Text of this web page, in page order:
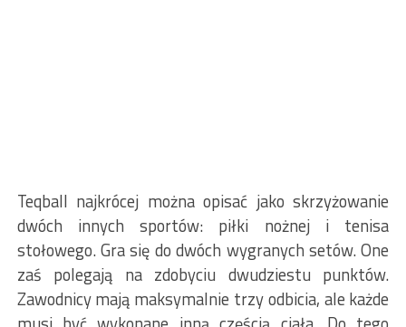
Teqball najkrócej można opisać jako skrzyżowanie
dwóch innych sportów: piłki nożnej i tenisa
stołowego. Gra się do dwóch wygranych setów. One
zaś polegają na zdobyciu dwudziestu punktów.
Zawodnicy mają maksymalnie trzy odbicia, ale każde